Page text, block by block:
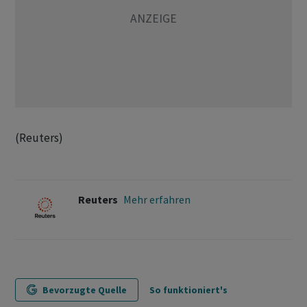
(Reuters)
Reuters Mehr erfahren
Bevorzugte Quelle So funktioniert's